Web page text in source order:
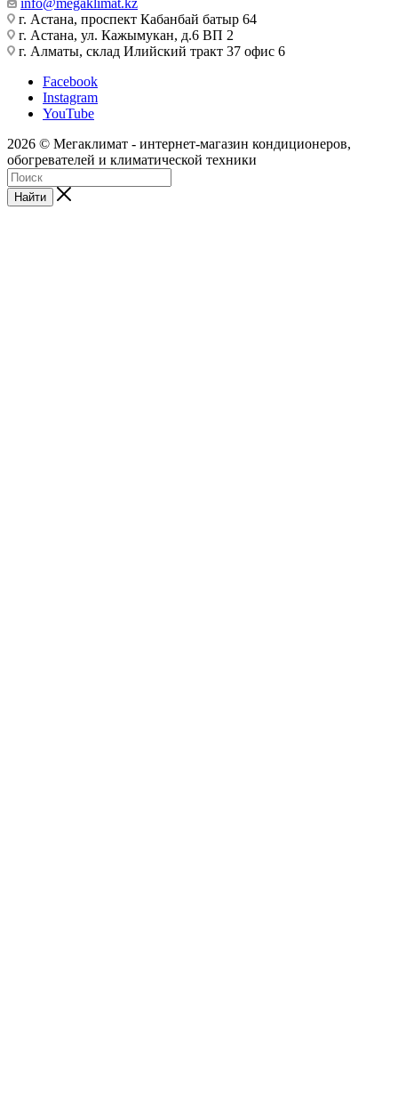
г. Астана, проспект Кабанбай батыр 64
г. Астана, ул. Кажымукан, д.6 ВП 2
г. Алматы, склад Илийский тракт 37 офис 6
Facebook
Instagram
YouTube
2026 © Мегаклимат - интернет-магазин кондиционеров,
обогревателей и климатической техники
Найти